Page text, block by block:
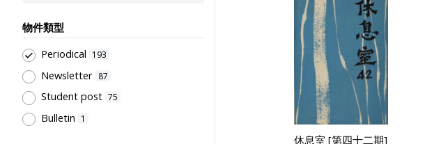
物件類型
Periodical
193
Newsletter 87
Student post 75
Bulletin 1
休息室 [第四十二期]